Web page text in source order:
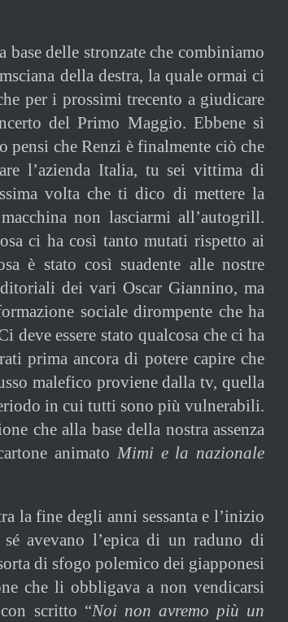
delle stronzate che combiniamo
della destra, la quale ormai ci
per i prossimi trecento a giudicare
del Primo Maggio. Ebbene sì
pensi che Renzi è finalmente ciò che
l’azienda Italia, tu sei vittima di
volta che ti dico di mettere la
non lasciarmi all’autogrill.
ci ha così tanto mutati rispetto ai
è stato così suadente alle nostre
dei vari Oscar Giannino, ma
sociale dirompente che ha
deve essere stato qualcosa che ci ha
prima ancora di potere capire che
malefico proviene dalla tv, quella
in cui tutti sono più vulnerabili.
che alla base della nostra assenza
animato Mimi e la nazionale
la fine degli anni sessanta e l’inizio
avevano l’epica di un raduno di
di sfogo polemico dei giapponesi
che li obbligava a non vendicarsi
scritto “Noi non avremo più un